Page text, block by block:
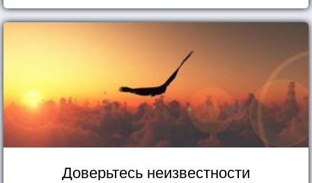
Доверьтесь неизвестности